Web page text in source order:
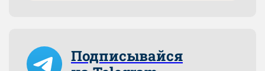
Подписывайся